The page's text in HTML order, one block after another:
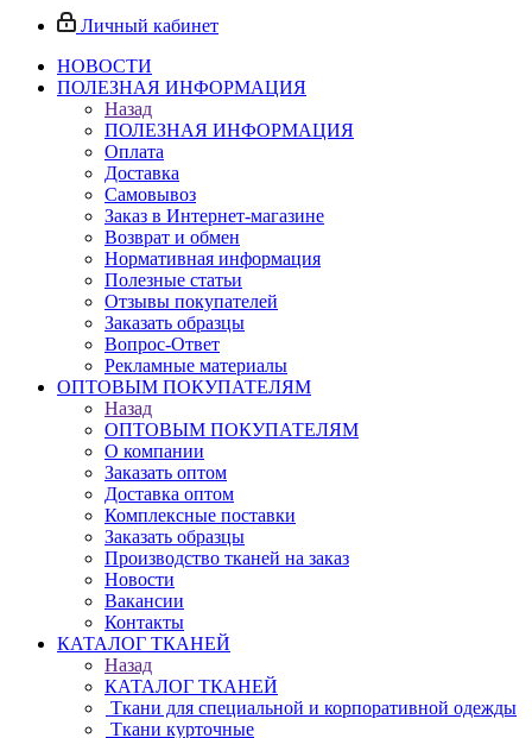
Личный кабинет
НОВОСТИ
ПОЛЕЗНАЯ ИНФОРМАЦИЯ
Назад
ПОЛЕЗНАЯ ИНФОРМАЦИЯ
Оплата
Доставка
Самовывоз
Заказ в Интернет-магазине
Возврат и обмен
Нормативная информация
Полезные статьи
Отзывы покупателей
Заказать образцы
Вопрос-Ответ
Рекламные материалы
ОПТОВЫМ ПОКУПАТЕЛЯМ
Назад
ОПТОВЫМ ПОКУПАТЕЛЯМ
О компании
Заказать оптом
Доставка оптом
Комплексные поставки
Заказать образцы
Производство тканей на заказ
Новости
Вакансии
Контакты
КАТАЛОГ ТКАНЕЙ
Назад
КАТАЛОГ ТКАНЕЙ
Ткани для специальной и корпоративной одежды
Ткани курточные